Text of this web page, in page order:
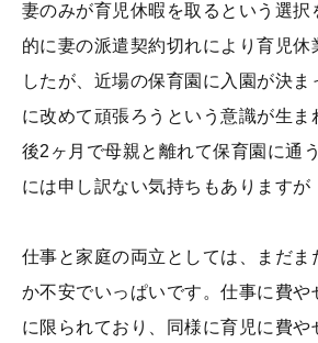
妻のみが育児休暇を取るという選択
的に妻の派遣契約切れにより育児休
したが、近場の保育園に入園が決ま
に改めて頑張ろうという意識が生ま
後2ヶ月で母親と離れて保育園に通
には申し訳ない気持ちもありますが
仕事と家庭の両立としては、まだま
か不安でいっぱいです。仕事に費や
に限られており、同様に育児に費や